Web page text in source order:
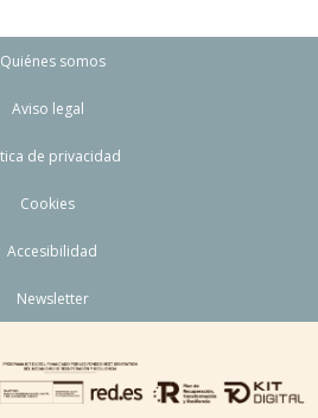
Quiénes somos
Aviso legal
de privacidad
Cookies
Accesibilidad
Newsletter